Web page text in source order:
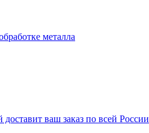
металла
ваш заказ по всей России